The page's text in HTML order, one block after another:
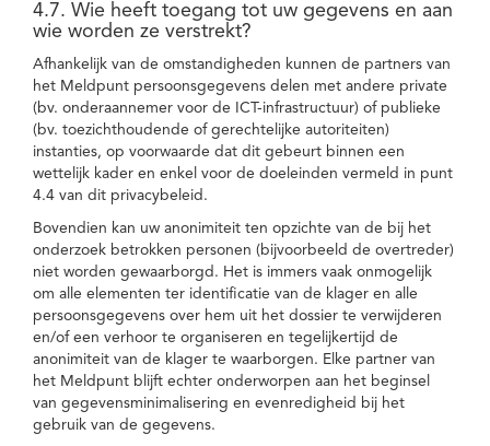
4.7. Wie heeft toegang tot uw gegevens en aan
wie worden ze verstrekt?
Afhankelijk van de omstandigheden kunnen de partners van
het Meldpunt persoonsgegevens delen met andere private
(bv. onderaannemer voor de ICT-infrastructuur) of publieke
(bv. toezichthoudende of gerechtelijke autoriteiten)
instanties, op voorwaarde dat dit gebeurt binnen een
wettelijk kader en enkel voor de doeleinden vermeld in punt
4.4 van dit privacybeleid.
Bovendien kan uw anonimiteit ten opzichte van de bij het
onderzoek betrokken personen (bijvoorbeeld de overtreder)
niet worden gewaarborgd. Het is immers vaak onmogelijk
om alle elementen ter identificatie van de klager en alle
persoonsgegevens over hem uit het dossier te verwijderen
en/of een verhoor te organiseren en tegelijkertijd de
anonimiteit van de klager te waarborgen. Elke partner van
het Meldpunt blijft echter onderworpen aan het beginsel
van gegevensminimalisering en evenredigheid bij het
gebruik van de gegevens.